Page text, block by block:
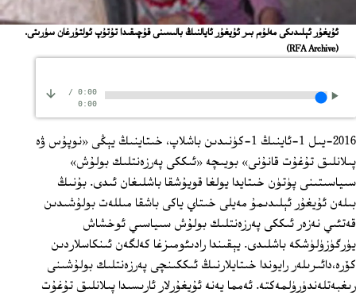
ﺋﯘﻳﻐﯘﺭ ﺋﯧﻠﯩﺪﯨﻜﻰ ﻣﻪﻟﯘﻡ ﺑﯩﺮ ﺋﯘﻳﻐﯘﺭ ﺋﺎﻳﺎﻟﻨﯩﯔ ﺑﺎﻟﯩﺴﯩﻨﻰ ﻗﯘﭼﯩﻘﯩﺪﺍ ﺗﯘﺗﯘﭖ ﺋﻮﻟﺘﯘﺭﻏﺎﻥ ﺳﯜﺭﯨﺘﻰ.
(RFA Archive)
0:00
/
0:00
2016-يىل 1-ئاينىڭ 1-كۈنىدىن باشلاپ، خىتاينىڭ يېڭى «نوپۇس ۋە
پىلانلىق تۇغۇت قانۇنى» بويىچە «ئىككى پەرزەنتلىك بولۇش»
سىياسىتىنى پۈتۈن خىتايدا يولغا قويۇشقا باشلىغان ئىدى. بۇنىڭ
بىلەن ئۇيغۇر ئېلىدىمۇ مەيلى خىتاي ياكى باشقا مىللەت بولۇشىدىن
قەتئىي نەزەر ئىككى پەرزەنتلىك بولۇش سىياسىي ئوخشاش
يۈرگۈزۈلۈشكە باشلىدى. يېقىندا رادىئومىزغا كەلگەن ئىنكاسلاردىن
كۆرە،دائىرىلەر رايوندا خىتايلارنىڭ ئىككىنچى پەرزەنتلىك بولۇشىنى
رىغبەتلەندۈرۈلمەكتە. ئەمما يەنە ئۇيغۇرلار ئارىسىدا پىلانلىق تۇغۇت